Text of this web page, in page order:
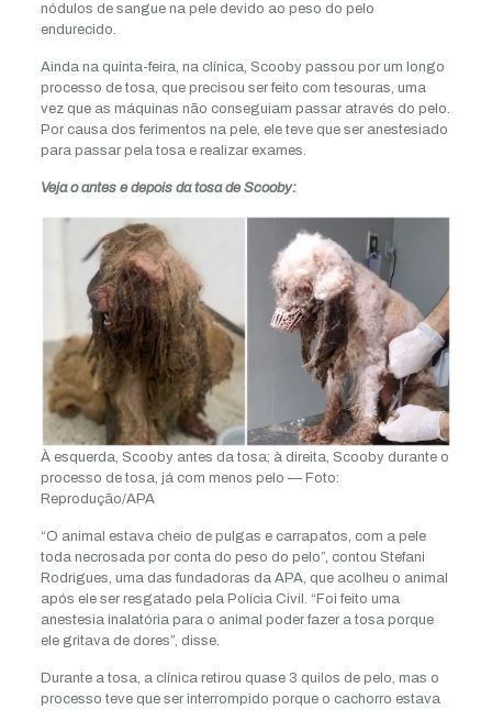
nódulos de sangue na pele devido ao peso do pelo
endurecido.
Ainda na quinta-feira, na clínica, Scooby passou por um longo
processo de tosa, que precisou ser feito com tesouras, uma
vez que as máquinas não conseguiam passar através do pelo.
Por causa dos ferimentos na pele, ele teve que ser anestesiado
para passar pela tosa e realizar exames.
Veja o antes e depois da tosa de Scooby:
À esquerda, Scooby antes da tosa; à direita, Scooby durante o
processo de tosa, já com menos pelo — Foto:
Reprodução/APA
“O animal estava cheio de pulgas e carrapatos, com a pele
toda necrosada por conta do peso do pelo”, contou Stefani
Rodrigues, uma das fundadoras da APA, que acolheu o animal
após ele ser resgatado pela Polícia Civil. “Foi feito uma
anestesia inalatória para o animal poder fazer a tosa porque
ele gritava de dores”, disse.
Durante a tosa, a clínica retirou quase 3 quilos de pelo, mas o
processo teve que ser interrompido porque o cachorro estava